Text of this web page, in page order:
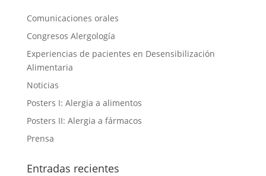
Comunicaciones orales
Congresos Alergología
Experiencias de pacientes en Desensibilización
Alimentaria
Noticias
Posters I: Alergia a alimentos
Posters II: Alergia a fármacos
Prensa
Entradas recientes